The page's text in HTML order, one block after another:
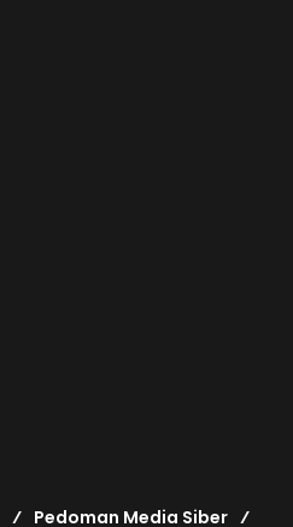
Pedoman Media Siber